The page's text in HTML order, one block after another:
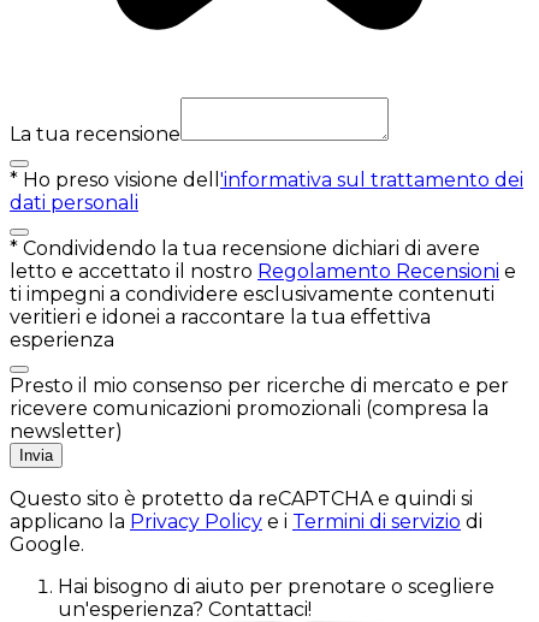
La tua recensione
* Ho preso visione dell 'informativa sul trattamento dei
dati personali
* Condividendo la tua recensione dichiari di avere
letto e accettato il nostro Regolamento Recensioni e
ti impegni a condividere esclusivamente contenuti
veritieri e idonei a raccontare la tua effettiva
esperienza
Presto il mio consenso per ricerche di mercato e per
ricevere comunicazioni promozionali (compresa la
newsletter)
Invia
Questo sito è protetto da reCAPTCHA e quindi si
applicano la Privacy Policy e i Termini di servizio di
Google.
Hai bisogno di aiuto per prenotare o scegliere
un'esperienza? Contattaci!